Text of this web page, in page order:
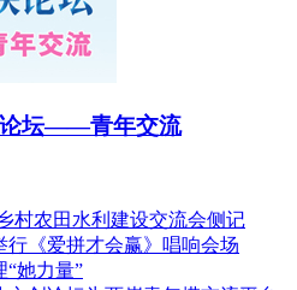
论坛——青年交流
村农田水利建设交流会侧记
行《爱拼才会赢》唱响会场
“她力量”